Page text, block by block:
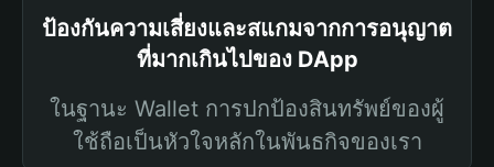
ป้องกันความเสี่ยงและสแกมจากการอนุญาต
ที่มากเกินไปของ DApp
ในฐานะ Wallet การปกป้องสินทรัพย์ของผู้
ใช้ถือเป็นหัวใจหลักในพันธกิจของเรา